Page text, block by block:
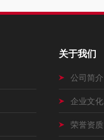
关于我们
公司简介
企业文化
荣誉资质